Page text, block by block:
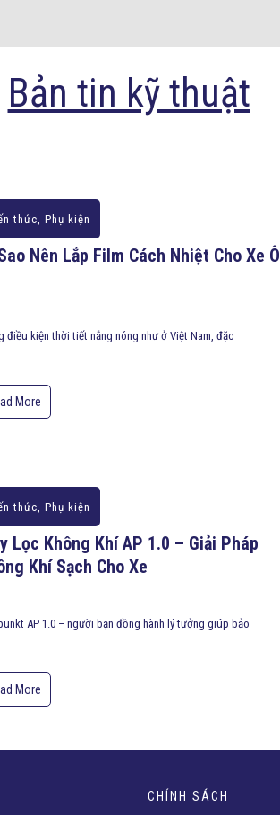
Bản tin kỹ thuật
thức, Phụ kiện
Nên Lắp Film Cách Nhiệt Cho Xe Ô
điều kiện thời tiết nắng nóng như ở Việt Nam, đặc
More
thức, Phụ kiện
Lọc Không Khí AP 1.0 – Giải Pháp
Khí Sạch Cho Xe
AP 1.0 – người bạn đồng hành lý tưởng giúp bảo
More
CHÍNH SÁCH